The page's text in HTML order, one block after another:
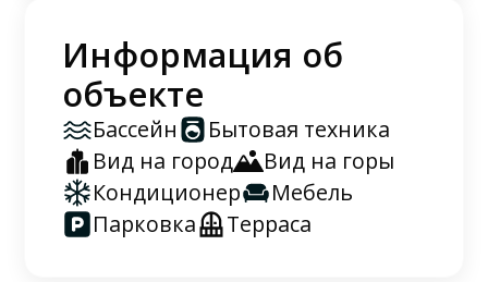
Информация об
объекте
Бассейн
Бытовая техника
Вид на город
Вид на горы
Кондиционер
Мебель
Парковка
Терраса